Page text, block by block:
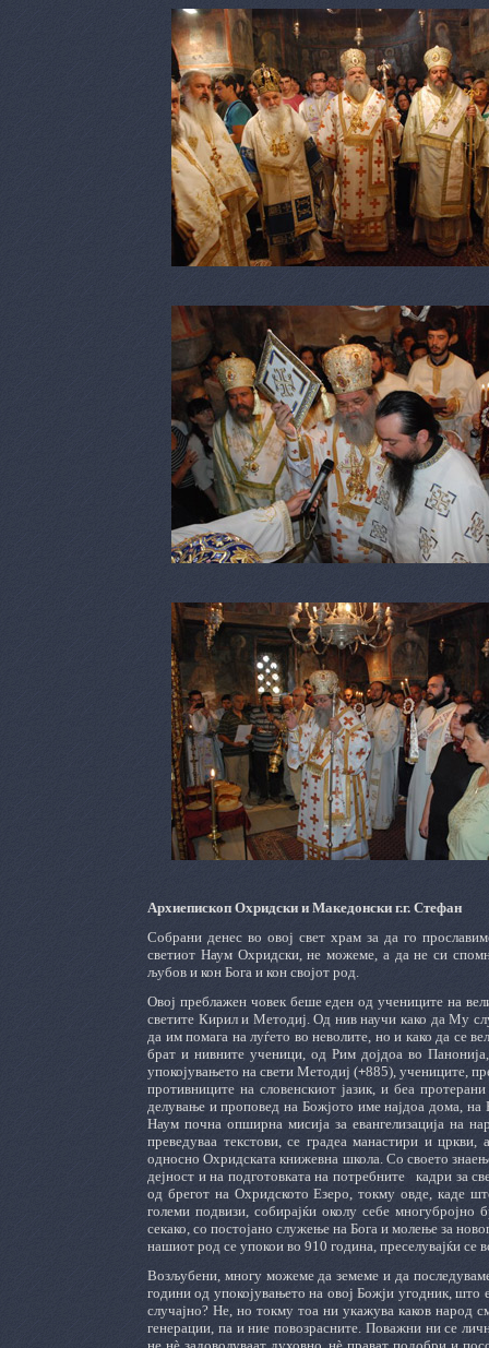
Архиепископ Охридски и Македонски г.г. Стефан
Собрани денес во овој свет храм за да го
светиот Наум Охридски, не можеме, а да не си
љубов и кон Бога и кон својот род.
Овој преблажен човек беше еден од учениците на
светите Кирил и Методиј. Од нив научи како да Му
да им помага на луѓето во неволите, но и како да се
брат и нивните ученици, од Рим дојдоа во
упокојувањето на свети Методиј (+885), учениците,
противниците на словенскиот јазик, и беа
делување и проповед на Божјото име најдоа дома, на
Наум почна опширна мисија за евангелизација на
преведуваа текстови, се градеа манастири и
односно Охридската книжевна школа. Со своето
дејност и на подготовката на потребните
кадри за
од брегот на Охридското Езеро, токму овде, каде
големи подвизи, собирајќи околу себе
секако, со постојано служење на Бога и молење за
нашиот род се упокои во 910 година, преселувајќи се
Возљубени, многу можеме да земеме и да
години од упокојувањето на овој Божји угодник,
случајно? Не, но токму тоа ни укажува каков народ
генерации, па и ние повозрасните. Поважни ни се